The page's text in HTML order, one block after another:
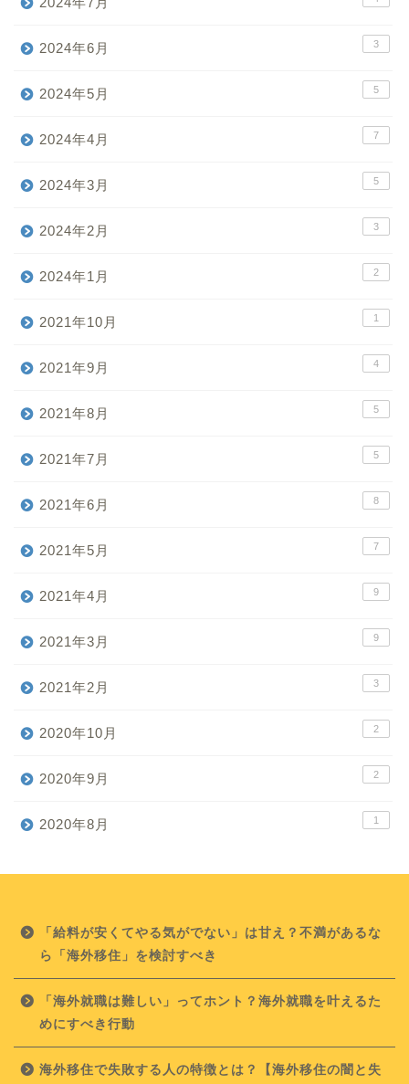
2024年6月 3
2024年5月 5
2024年4月 7
2024年3月 5
2024年2月 3
2024年1月 2
2021年10月 1
2021年9月 4
2021年8月 5
2021年7月 5
2021年6月 8
2021年5月 7
2021年4月 9
2021年3月 9
2021年2月 3
2020年10月 2
2020年9月 2
2020年8月 1
「給料が安くてやる気がでない」は甘え？不満があるな
ら「海外移住」を検討すべき
「海外就職は難しい」ってホント？海外就職を叶えるた
めにすべき行動
海外移住で失敗する人の特徴とは？【海外移住の闇と失